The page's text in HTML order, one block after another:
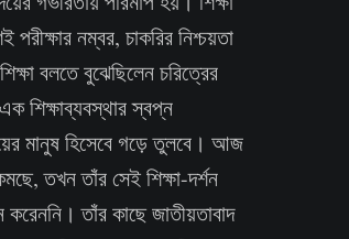
নম্বর, চাকরির নিশ্চয়তা
বলতে বুঝেছিলেন চরিত্রের
শিক্ষাব্যবস্থার স্বপ্ন
মানুষ হিসেবে গড়ে তুলবে। আজ
তখন তাঁর সেই শিক্ষা-দর্শন
তাঁর কাছে জাতীয়তাবাদ